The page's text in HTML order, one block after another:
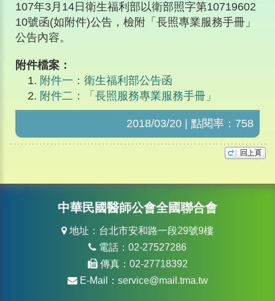
107年3月14日衛生福利部以衛部照字第10719602
10號函(如附件)公告，檢附「長照專業服務手冊」
公告內容。
附件檔案：
附件一：衛生福利部公告函
附件二：「長照服務專業服務手冊」
2018/03/20 | 點閱率：758
中華民國醫師公會全國聯合會
地址：台北市安和路一段29號9樓
電話：02-27527286
傳真：02-27718392
E-Mail： service@mail.tma.tw